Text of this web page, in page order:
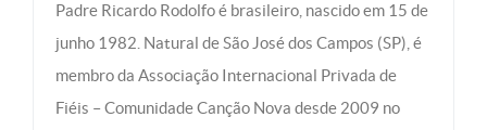
Padre Ricardo Rodolfo é brasileiro, nascido em 15 de
junho 1982. Natural de São José dos Campos (SP), é
membro da Associação Internacional Privada de
Fiéis – Comunidade Canção Nova desde 2009 no